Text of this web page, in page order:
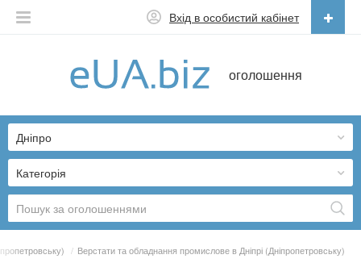
оголошення
Вхід в особистий кабінет
Українська
Категорія
Дніпро
/ Верстати та обладнання промислове в Дніпрі (Дніпропетровську)